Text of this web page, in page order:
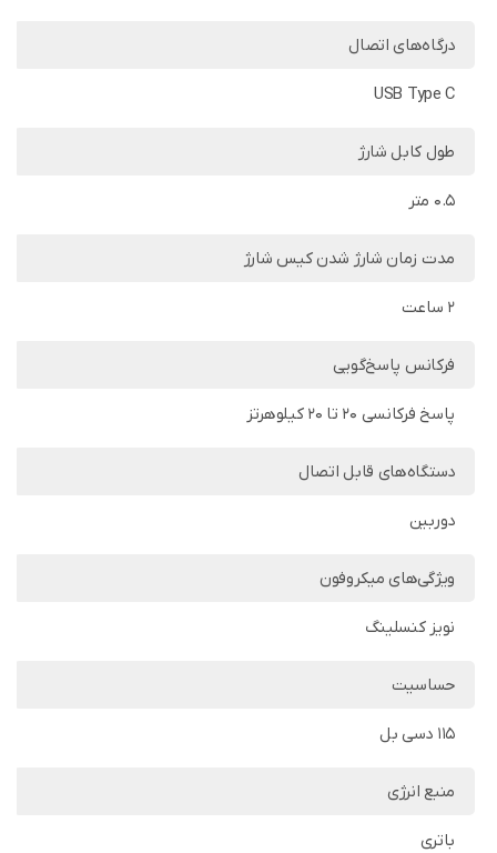
درگاه‌های اتصال
USB Type C
طول کابل شارژ
0.5 متر
مدت زمان شارژ شدن کیس شارژ
2 ساعت
فرکانس پاسخ‌گویی
پاسخ فرکانسی 20 تا 20 کیلوهرتز
دستگاه‌های قابل اتصال
دوربین
ویژگی‌های میکروفون
نویز کنسلینگ
حساسیت
115 دسی بل
منبع انرژی
باتری